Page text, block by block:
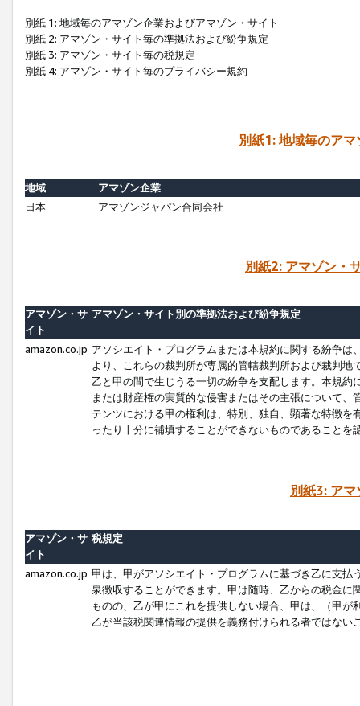
別紙 1: 地域毎のアマゾン企業およびアマゾン・サイト
別紙 2: アマゾン・サイト毎の準拠法および紛争規定
別紙 3: アマゾン・サイト毎の税規定
別紙 4: アマゾン・サイト毎のプライバシー規約
別紙1: 地域毎のア
地域
アマゾン企業
日本
アマゾンジャパン合同会社
別紙2: アマゾン・
アマゾン・サ
イト
アマゾン・サイト別の準拠法および紛争規定
amazon.co.jp アソシエイト・プログラムまたは本規約に関する紛争
より、これらの裁判所が専属的管轄裁判所および裁判
乙と甲の間で生じうる一切の紛争を支配します。本規
または財産権の実質的な侵害またはその主張について
テンツにおける甲の権利は、特別、独自、顕著な特徴
ったり十分に補填することができないものであることを
別紙3: ア
アマゾン・サ
イト
税規定
amazon.co.jp 甲は、甲がアソシエイト・プログラムに基づき乙に支
泉徴収することができます。甲は随時、乙からの税金
ものの、乙が甲にこれを提供しない場合、甲は、（甲
乙が当該税関連情報の提供を義務付けられる者ではな